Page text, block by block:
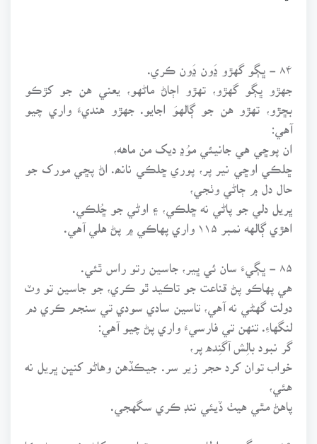
۸۴ - ڀڳو گهڙو ڍَون ڍَون ڪري.
جهڙو ڀڳو گهڙو، تهڙو اڄاڻ ماڻهو، يعني هن جو کڙڪو
بڇڙو، تهڙو هن جو ڳالهوَ اجايو. جهڙو هنديءَ واري چيو
آهي:
ان پوڇي هي جانيئي موُڍ ديک من ماهه،
ڇلڪي اوڇي نير پر، پوري ڇلڪي نانھ. اڻ پڇي مورک جو
حال دل ۾ ڄاڻي وٺجي،
ڀريل دلي جو پاڻي نه ڇلڪي، ۽ اوڻي جو ڇُلڪي.
اهڙي ڳالهه نمبر ۱۱۵ واري پهاڪي ۾ پڻ هلي آهي.
هي پهاڪو پڻ قناعت جو تاڪيد ٿو ڪري، جو جاسين تو وٽ
دولت گهڻي نه آهي، تاسين سادي سودي تي سنجم ڪري دم
لنگهاءِ. تنهن تي فارسيءَ واري پڻ چيو آهي:
گر نبود بالِش آگنِده پر،
خواب توان کرد حجر زير سر. جيڪڏهن وهاڻو کنڀن ڀريل نه
پاهڻ مٿي هيٺ ڏيئي ننڊ ڪري سگهجي.
۸۶ - ڀنگڙي سلطان، هيري موتيان دي کاڻ، نه جيوڻ ڪا